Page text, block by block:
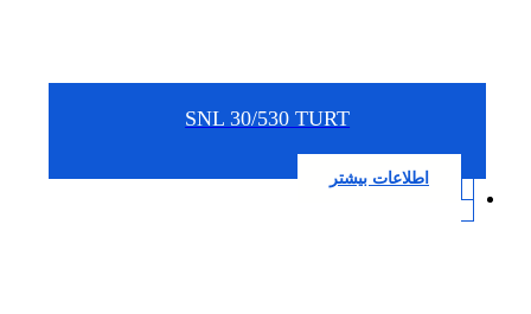
SNL 30/530 TURT
اطلاعات بیشتر